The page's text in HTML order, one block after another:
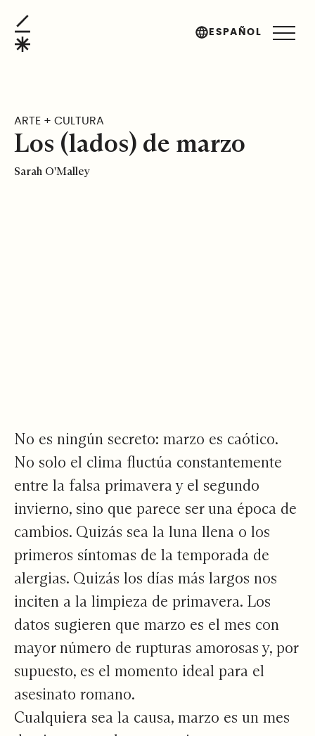
ESPAÑOL
ARTE + CULTURA
Los (lados) de marzo
Sarah O'Malley
No es ningún secreto: marzo es caótico.
No solo el clima fluctúa constantemente
entre la falsa primavera y el segundo
invierno, sino que parece ser una época de
cambios. Quizás sea la luna llena o los
primeros síntomas de la temporada de
alergias. Quizás los días más largos nos
inciten a la limpieza de primavera. Los
datos sugieren que marzo es el mes con
mayor número de rupturas amorosas y, por
supuesto, es el momento ideal para el
asesinato romano.
Cualquiera sea la causa, marzo es un mes